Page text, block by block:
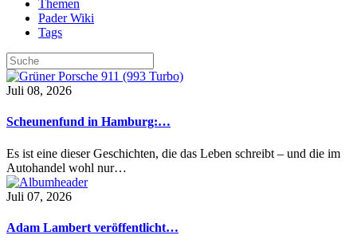
Themen
Pader Wiki
Tags
Juli 08, 2026
Scheunenfund in Hamburg:…
Es ist eine dieser Geschichten, die das Leben schreibt – und die im
Autohandel wohl nur…
Juli 07, 2026
Adam Lambert veröffentlicht…